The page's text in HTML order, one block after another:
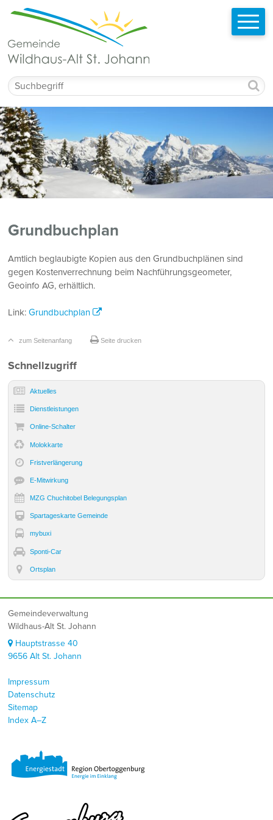
Navigieren in Wildhaus-Alt St. Johann
Schnellnavigation
Suchbegriff
Grundbuchplan
Amtlich beglaubigte Kopien aus den Grundbuchplänen sind
gegen Kostenverrechnung beim Nachführungsgeometer,
Geoinfo AG, erhältlich.
Link:Grundbuchplan
zum Seitenanfang Seite drucken
Sidebar
Schnellzugriff
Aktuelles
Dienst­leistungen
Online-Schalter
Molokkarte
Frist­verlängerung
E-Mitwirkung
MZG Chuchitobel Belegungsplan
Spartageskarte Gemeinde
mybuxi
Sponti-Car
Ortsplan
Footer
Gemeindeverwaltung
Wildhaus-Alt St. Johann
Hauptstrasse 40
9656 Alt St. Johann
Impressum
Datenschutz
Sitemap
Index A–Z